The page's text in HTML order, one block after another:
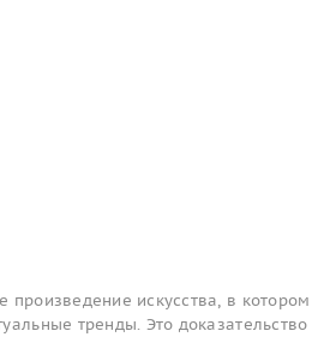
искусства, в котором
тренды. Это доказательство